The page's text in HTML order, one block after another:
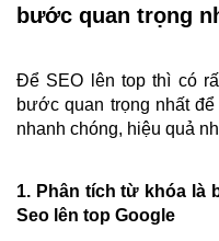
bước quan trọng
Để SEO lên top thì có
bước quan trọng nhất
nhanh chóng, hiệu quả
1. Phân tích từ khóa là
Seo lên top Google